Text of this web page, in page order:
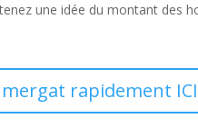
une idée du montant des
rapidement ICI